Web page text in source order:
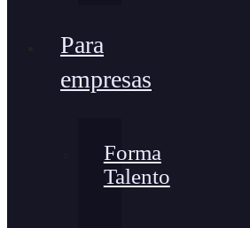
Para
empresas
Forma
Talento